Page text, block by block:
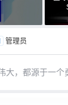
管理员
大，都源于一个